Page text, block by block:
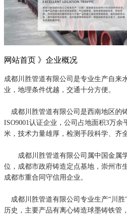
网站首页 》 企业概况
成都川胜管道有限公司是专业生产自来
业，地理条件优越，交通十分方便。
成都川胜管道有限公司是西南地区的
ISO9001认证企业，公司占地面积3万余
米，技术力量雄厚，检测手段科学、齐
成都川胜管道有限公司属中国金属
位，成都市政府铸造定点基地，崇州市
成都市重合同守信用企业。
成都川胜管道有限公司专业生产“川胜
历史，主要产品有离心铸造球墨铸铁管